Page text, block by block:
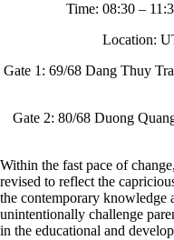
Time: 08:30 –
Location:
Gate 1: 69/68 Dang Thuy
Gate 2: 80/68 Duong
Within the fast pace of
revised to reflect the
the contemporary knowledge
unintentionally challenge
in the educational and